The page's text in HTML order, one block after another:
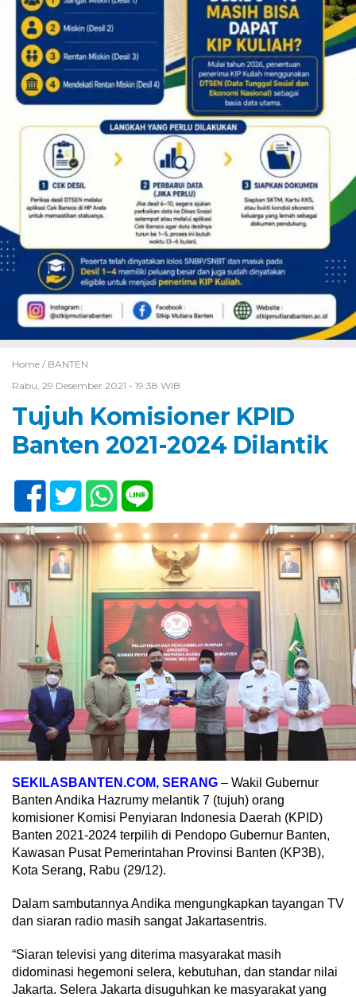
Home / BANTEN
Rabu, 29 Desember 2021 - 19:38 WIB
Tujuh Komisioner KPID
Banten 2021-2024 Dilantik
SEKILASBANTEN.COM, SERANG – Wakil Gubernur
Banten Andika Hazrumy melantik 7 (tujuh) orang
komisioner Komisi Penyiaran Indonesia Daerah (KPID)
Banten 2021-2024 terpilih di Pendopo Gubernur Banten,
Kawasan Pusat Pemerintahan Provinsi Banten (KP3B),
Kota Serang, Rabu (29/12).
Dalam sambutannya Andika mengungkapkan tayangan TV
dan siaran radio masih sangat Jakartasentris.
“Siaran televisi yang diterima masyarakat masih
didominasi hegemoni selera, kebutuhan, dan standar nilai
Jakarta. Selera Jakarta disuguhkan ke masyarakat yang